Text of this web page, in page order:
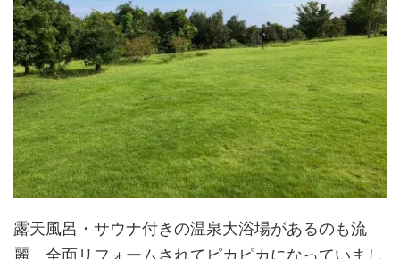
露天風呂・サウナ付きの温泉大浴場があるのも流